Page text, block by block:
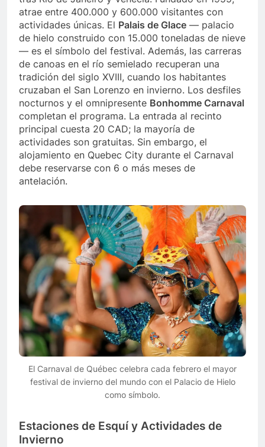
atrae entre 400.000 y 600.000 visitantes con
actividades únicas. El Palais de Glace — palacio
de hielo construido con 15.000 toneladas de nieve
— es el símbolo del festival. Además, las carreras
de canoas en el río semielado recuperan una
tradición del siglo XVIII, cuando los habitantes
cruzaban el San Lorenzo en invierno. Los desfiles
nocturnos y el omnipresente Bonhomme Carnaval
completan el programa. La entrada al recinto
principal cuesta 20 CAD; la mayoría de
actividades son gratuitas. Sin embargo, el
alojamiento en Quebec City durante el Carnaval
debe reservarse con 6 o más meses de
antelación.
El Carnaval de Québec celebra cada febrero el mayor
festival de invierno del mundo con el Palacio de Hielo
como símbolo.
Estaciones de Esquí y Actividades de
Invierno